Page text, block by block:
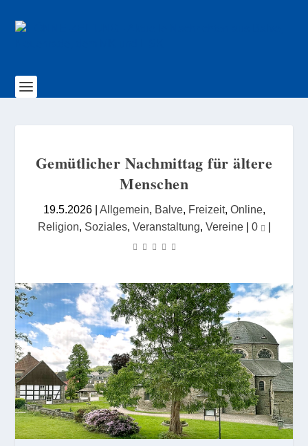
Gemütlicher Nachmittag für ältere
Menschen
19.5.2026| Allgemein, Balve, Freizeit, Online,
Religion, Soziales, Veranstaltung, Vereine| 0 |